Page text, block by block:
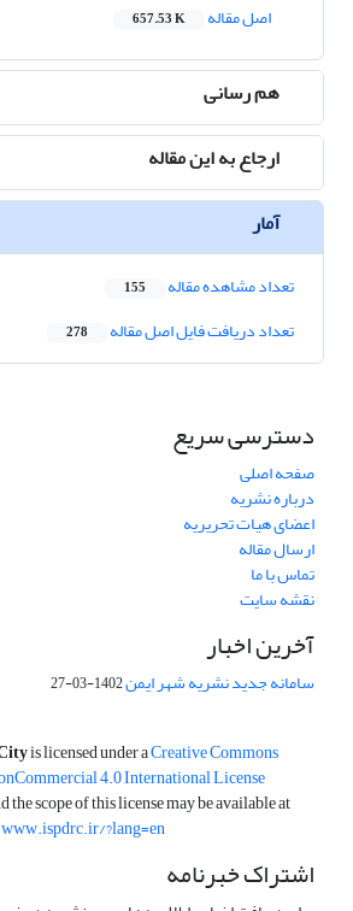
اصل مقاله
657.53 K
هم رسانی
ارجاع به این مقاله
آمار
تعداد مشاهده مقاله 155
تعداد دریافت فایل اصل مقاله 278
دسترسی سریع
صفحه اصلی
درباره نشریه
اعضای هیات تحریریه
ارسال مقاله
تماس با ما
نقشه سایت
آخرین اخبار
سامانه جدید نشریه شهر ایمن1402-03-27
Journal of Safe City
is licensed under aCreative Commons
4.0 International License
the scope of this license may be available at
www.ispdrc.ir/?lang=en
اشتراک خبرنامه